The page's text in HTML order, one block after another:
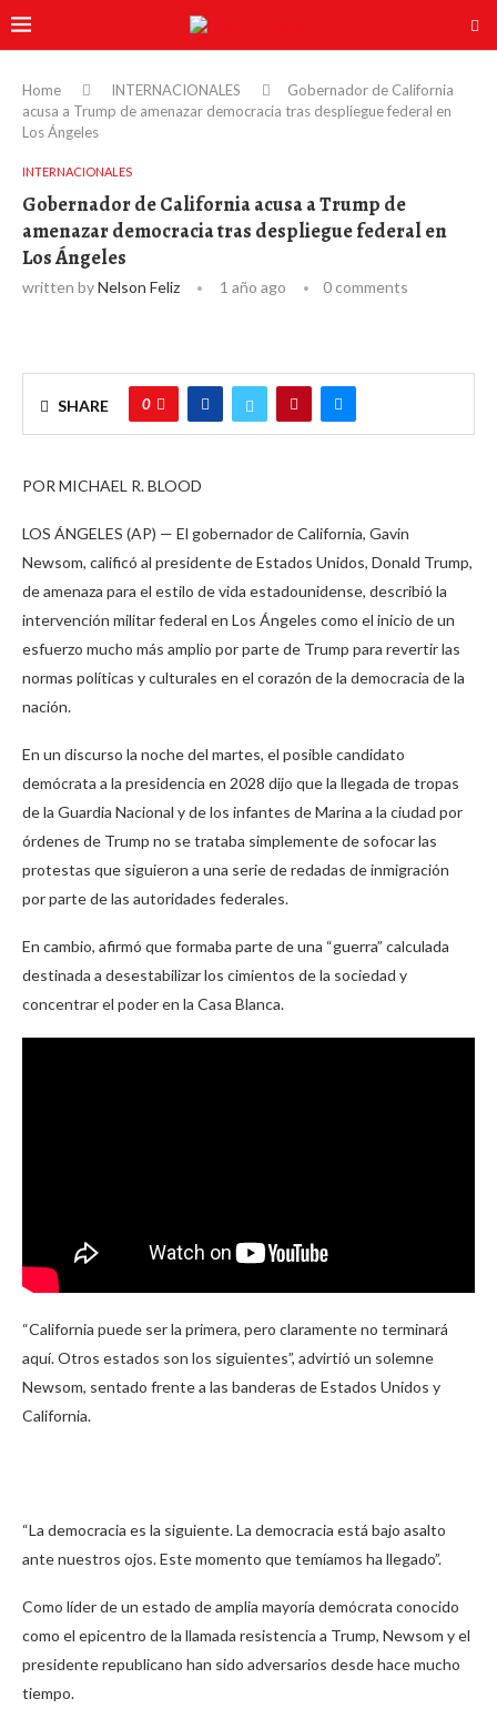
Home INTERNACIONALES
Gobernador de California
acusa a Trump de amenazar democracia tras despliegue federal en
Los Ángeles
INTERNACIONALES
Gobernador de California acusa a Trump de
amenazar democracia tras despliegue federal en
Los Ángeles
written byNelson Feliz 1 año ago 0 comments
SHARE 0
POR MICHAEL R. BLOOD
LOS ÁNGELES (AP) — El gobernador de California, Gavin
Newsom, calificó al presidente de Estados Unidos, Donald Trump,
de amenaza para el estilo de vida estadounidense, describió la
intervención militar federal en Los Ángeles como el inicio de un
esfuerzo mucho más amplio por parte de Trump para revertir las
normas políticas y culturales en el corazón de la democracia de la
nación.
En un discurso la noche del martes, el posible candidato
demócrata a la presidencia en 2028 dijo que la llegada de tropas
de la Guardia Nacional y de los infantes de Marina a la ciudad por
órdenes de Trump no se trataba simplemente de sofocar las
protestas que siguieron a una serie de redadas de inmigración
por parte de las autoridades federales.
En cambio, afirmó que formaba parte de una “guerra” calculada
destinada a desestabilizar los cimientos de la sociedad y
concentrar el poder en la Casa Blanca.
“California puede ser la primera, pero claramente no terminará
aquí. Otros estados son los siguientes”, advirtió un solemne
Newsom, sentado frente a las banderas de Estados Unidos y
California.
“La democracia es la siguiente. La democracia está bajo asalto
ante nuestros ojos. Este momento que temíamos ha llegado”.
Como líder de un estado de amplia mayoría demócrata conocido
como el epicentro de la llamada resistencia a Trump, Newsom y el
presidente republicano han sido adversarios desde hace mucho
tiempo.